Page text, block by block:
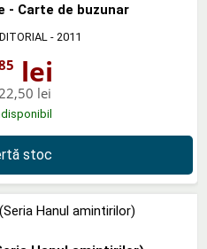
- Carte de buzunar
- 2011
lei
22,50 lei
stoc